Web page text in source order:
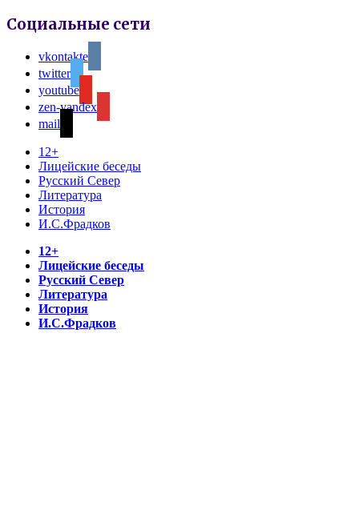
Социальные сети
vkontakte
twitter
youtube
zen-yandex
mail
12+
Лицейские беседы
Русский Север
Литература
История
И.С.Фрадков
12+
Лицейские беседы
Русский Север
Литература
История
И.С.Фрадков